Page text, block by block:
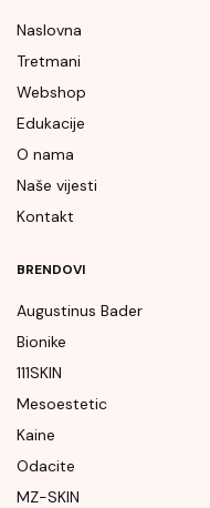
Naslovna
Tretmani
Webshop
Edukacije
O nama
Naše vijesti
Kontakt
BRENDOVI
Augustinus Bader
Bionike
111SKIN
Mesoestetic
Kaine
Odacite
MZ-SKIN